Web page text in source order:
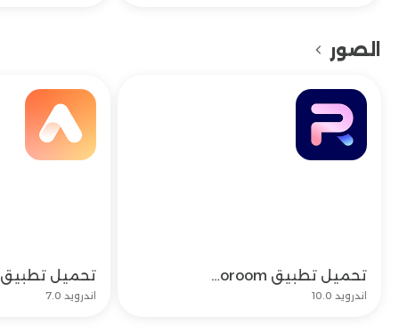
الصور
تحميل تطبيق photoroom وتحديث برنامج فوتو روم الإصدار القديم
اندرويد 10.0 اندرويد 7.0